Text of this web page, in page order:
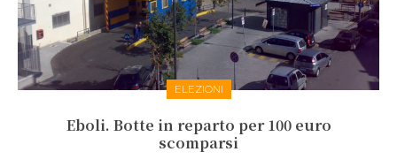
ELEZIONI
Eboli. Botte in reparto per 100 euro
scomparsi